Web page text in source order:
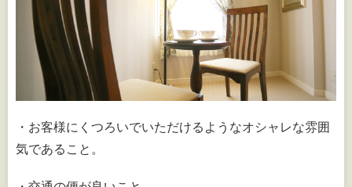
・お客様にくつろいでいただけるようなオシャレな雰囲
気であること。